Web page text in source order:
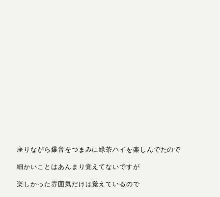
座りながら爆音をつまみに緑茶ハイを楽しんでたので
細かいことはあんまり覚えてないですが
楽しかった雰囲気だけは覚えているので